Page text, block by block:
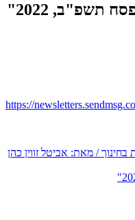
תשפ"ב, 2022"
https://